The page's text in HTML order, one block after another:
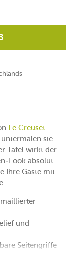
Le Creuset
sie
Tafel wirkt der
Look absolut
Ihre Gäste mit
und
Seitengriffe